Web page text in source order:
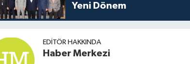
Yeni Dönem
EDITÖR HAKKINDA
Haber Merkezi